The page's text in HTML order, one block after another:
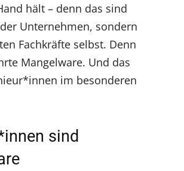
hält – denn das sind
Unternehmen, sondern
Fachkräfte selbst. Denn
Mangelware. Und das
im besonderen
sind